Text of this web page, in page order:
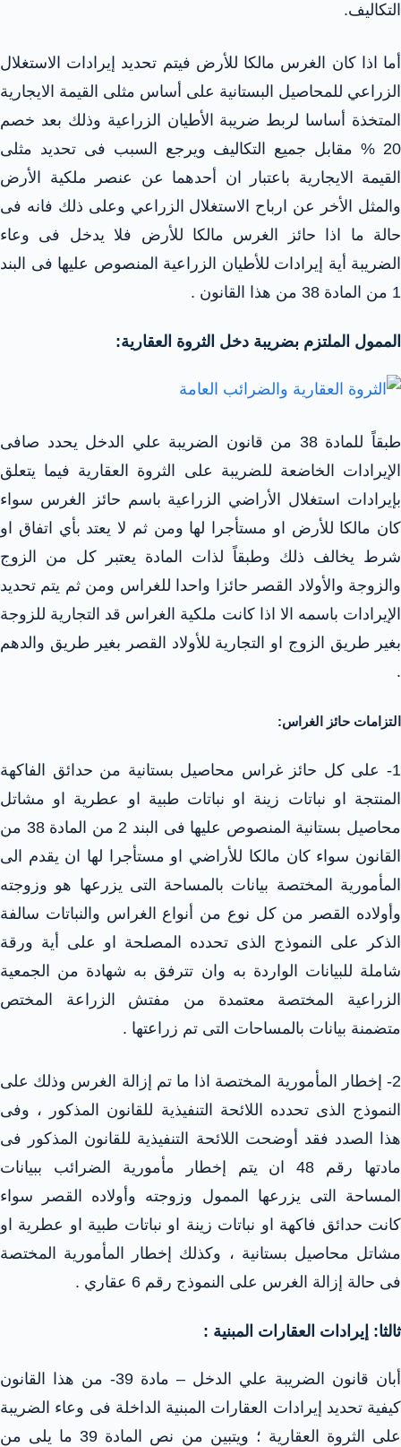
التكاليف.
أما اذا كان الغرس مالكا للأرض فيتم تحديد إيرادات الاستغلال
الزراعي للمحاصيل البستانية على أساس مثلى القيمة الايجارية
المتخذة أساسا لربط ضريبة الأطيان الزراعية وذلك بعد خصم
20 % مقابل جميع التكاليف ويرجع السبب فى تحديد مثلى
القيمة الايجارية باعتبار ان أحدهما عن عنصر ملكية الأرض
والمثل الأخر عن ارباح الاستغلال الزراعي وعلى ذلك فانه فى
حالة ما اذا حائز الغرس مالكا للأرض فلا يدخل فى وعاء
الضريبة أية إيرادات للأطيان الزراعية المنصوص عليها فى البند
1 من المادة 38 من هذا القانون .
الممول الملتزم بضريبة دخل الثروة العقارية:
طبقاً للمادة 38 من قانون الضريبة علي الدخل يحدد صافى
الإيرادات الخاضعة للضريبة على الثروة العقارية فيما يتعلق
بإيرادات استغلال الأراضي الزراعية باسم حائز الغرس سواء
كان مالكا للأرض او مستأجرا لها ومن ثم لا يعتد بأي اتفاق او
شرط يخالف ذلك وطبقاً لذات المادة يعتبر كل من الزوج
والزوجة والأولاد القصر حائزا واحدا للغراس ومن ثم يتم تحديد
الإيرادات باسمه الا اذا كانت ملكية الغراس قد التجارية للزوجة
بغير طريق الزوج او التجارية للأولاد القصر بغير طريق والدهم
.
التزامات حائز الغراس:
1- على كل حائز غراس محاصيل بستانية من حدائق الفاكهة
المنتجة او نباتات زينة او نباتات طبية او عطرية او مشاتل
محاصيل بستانية المنصوص عليها فى البند 2 من المادة 38 من
القانون سواء كان مالكا للأراضي او مستأجرا لها ان يقدم الى
المأمورية المختصة بيانات بالمساحة التى يزرعها هو وزوجته
وأولاده القصر من كل نوع من أنواع الغراس والنباتات سالفة
الذكر على النموذج الذى تحدده المصلحة او على أية ورقة
شاملة للبيانات الواردة به وان تترفق به شهادة من الجمعية
الزراعية المختصة معتمدة من مفتش الزراعة المختص
متضمنة بيانات بالمساحات التى تم زراعتها .
2- إخطار المأمورية المختصة اذا ما تم إزالة الغرس وذلك على
النموذج الذى تحدده اللائحة التنفيذية للقانون المذكور ، وفى
هذا الصدد فقد أوضحت اللائحة التنفيذية للقانون المذكور فى
مادتها رقم 48 ان يتم إخطار مأمورية الضرائب ببيانات
المساحة التى يزرعها الممول وزوجته وأولاده القصر سواء
كانت حدائق فاكهة او نباتات زينة او نباتات طبية او عطرية او
مشاتل محاصيل بستانية ، وكذلك إخطار المأمورية المختصة
فى حالة إزالة الغرس على النموذج رقم 6 عقاري .
ثالثا: إيرادات العقارات المبنية :
أبان قانون الضريبة علي الدخل – مادة 39- من هذا القانون
كيفية تحديد إيرادات العقارات المبنية الداخلة فى وعاء الضريبة
على الثروة العقارية ؛ ويتبين من نص المادة 39 ما يلى من